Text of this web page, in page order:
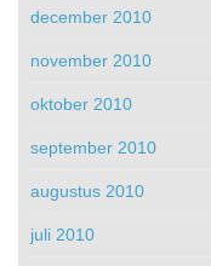
december 2010
november 2010
oktober 2010
september 2010
augustus 2010
juli 2010